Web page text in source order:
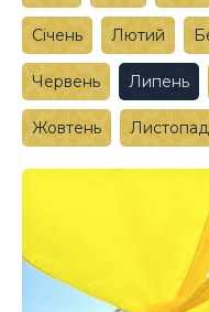
Січень Лютий
Червень Липень
Жовтень Листопад